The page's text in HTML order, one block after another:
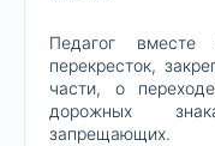
Педагог вместе
перекресток,
части, о
дорожных
запрещающих.